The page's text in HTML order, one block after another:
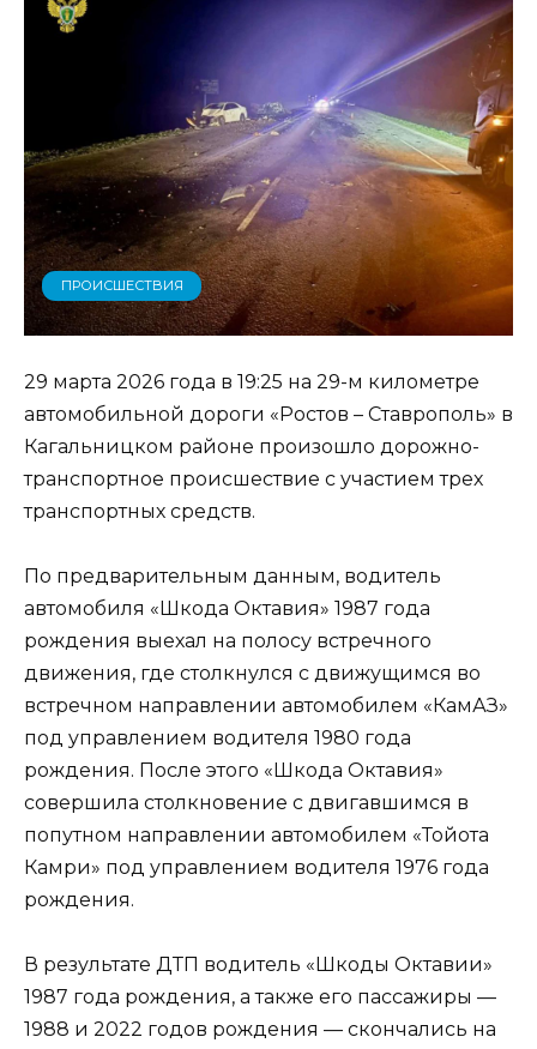
ПРОИСШЕСТВИЯ
29 марта 2026 года в 19:25 на 29-м километре
автомобильной дороги «Ростов – Ставрополь» в
Кагальницком районе произошло дорожно-
транспортное происшествие с участием трех
транспортных средств.
По предварительным данным, водитель
автомобиля «Шкода Октавия» 1987 года
рождения выехал на полосу встречного
движения, где столкнулся с движущимся во
встречном направлении автомобилем «КамАЗ»
под управлением водителя 1980 года
рождения. После этого «Шкода Октавия»
совершила столкновение с двигавшимся в
попутном направлении автомобилем «Тойота
Камри» под управлением водителя 1976 года
рождения.
В результате ДТП водитель «Шкоды Октавии»
1987 года рождения, а также его пассажиры —
1988 и 2022 годов рождения — скончались на